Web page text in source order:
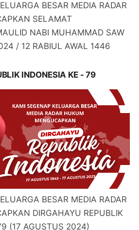
BESAR MEDIA RADAR
SELAMAT
NABI MUHAMMAD SAW
/ 12 RABIUL AWAL 1446
INDONESIA KE - 79
BESAR MEDIA RADAR
DIRGAHAYU REPUBLIK
(17 AGUSTUS 2024)